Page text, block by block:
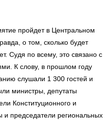
пройдет в Центральном
о том, сколько будет
Судя по всему, это связано с
К слову, в прошлом году
слушали 1 300 гостей и
министры, депутаты
Конституционного и
и председатели региональных